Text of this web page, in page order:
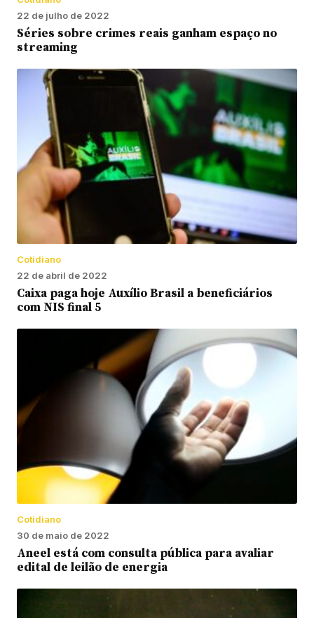
22 de julho de 2022
Séries sobre crimes reais ganham espaço no
streaming
Cotidiano
22 de abril de 2022
Caixa paga hoje Auxílio Brasil a beneficiários
com NIS final 5
Cotidiano
30 de maio de 2022
Aneel está com consulta pública para avaliar
edital de leilão de energia